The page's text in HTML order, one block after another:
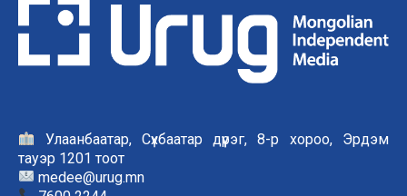
Улаанбаатар, Сүхбаатар дүүрэг, 8-р хороо, Эрдэм
тауэр 1201 тоот
medee@urug.mn